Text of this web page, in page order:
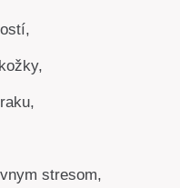
stresom,